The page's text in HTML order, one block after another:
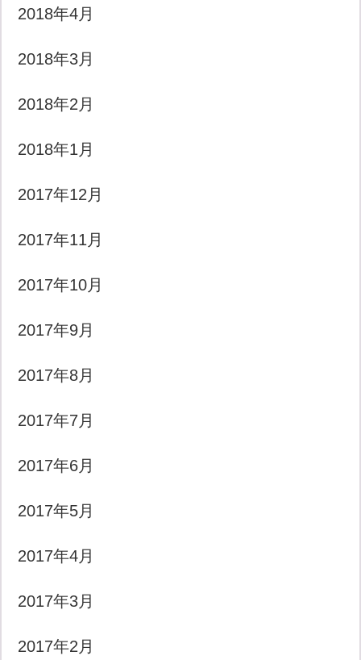
2018年4月
2018年3月
2018年2月
2018年1月
2017年12月
2017年11月
2017年10月
2017年9月
2017年8月
2017年7月
2017年6月
2017年5月
2017年4月
2017年3月
2017年2月